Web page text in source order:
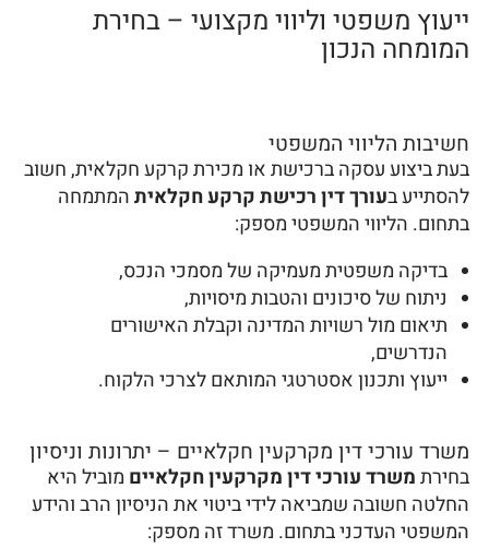
ייעוץ משפטי וליווי מקצועי – בחירת
המומחה הנכון
חשיבות הליווי המשפטי
בעת ביצוע עסקה ברכישת או מכירת קרקע חקלאית, חשוב
להסתייע בעורך דין רכישת קרקע חקלאיתהמתמחה
בתחום. הליווי המשפטי מספק:
בדיקה משפטית מעמיקה של מסמכי הנכס,
ניתוח של סיכונים והטבות מיסויות,
תיאום מול רשויות המדינה וקבלת האישורים
הנדרשים,
ייעוץ ותכנון אסטרטגי המותאם לצרכי הלקוח.
משרד עורכי דין מקרקעין חקלאיים – יתרונות וניסיון
בחירתמשרד עורכי דין מקרקעין חקלאיים מוביל היא
החלטה חשובה שמביאה לידי ביטוי את הניסיון הרב והידע
המשפטי העדכני בתחום. משרד זה מספק: